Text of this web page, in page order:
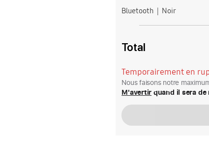
Bluetooth Noir
Total
Temporairement en
Nous faisons notre
M'avertir quand il sera